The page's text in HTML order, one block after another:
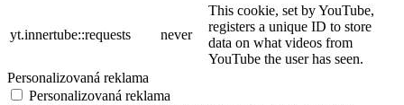
yt.innertube::requests never
This cookie, set by YouTube,
registers a unique ID to store
data on what videos from
YouTube the user has seen.
Personalizovaná reklama
Personalizovaná reklama